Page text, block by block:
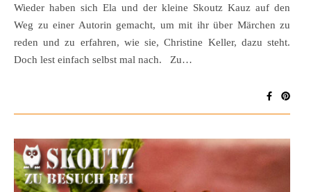
Wieder haben sich Ela und der kleine Skoutz Kauz auf den
Weg zu einer Autorin gemacht, um mit ihr über Märchen zu
reden und zu erfahren, wie sie, Christine Keller, dazu steht.
Doch lest einfach selbst mal nach. Zu…